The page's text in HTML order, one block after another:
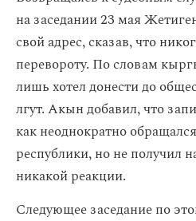
на заседании 23 мая
свой адрес, сказав, что
перевороту. По словам
лишь хотел донести до
лгут. Акын добавил, что
как неоднократно
республики, но не получил
никакой реакции.
Следующее заседание по